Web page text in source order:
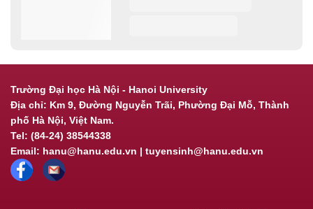
Trường Đại học Hà Nội - Hanoi University
Địa chỉ: Km 9, Đường Nguyễn Trãi, Phường Đại Mỗ, Thành
phố Hà Nội, Việt Nam.
Tel: (84-24) 38544338
Email: hanu@hanu.edu.vn | tuyensinh@hanu.edu.vn